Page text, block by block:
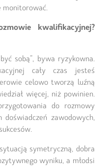
monitorować.
kwalifikacyjnej?
sobą”, bywa ryzykowna.
cały czas jesteś
celowo tworzą luźną
więcej, niż powinien.
do rozmowy
zawodowych,
symetryczną, dobra
wyniku, a młodsi